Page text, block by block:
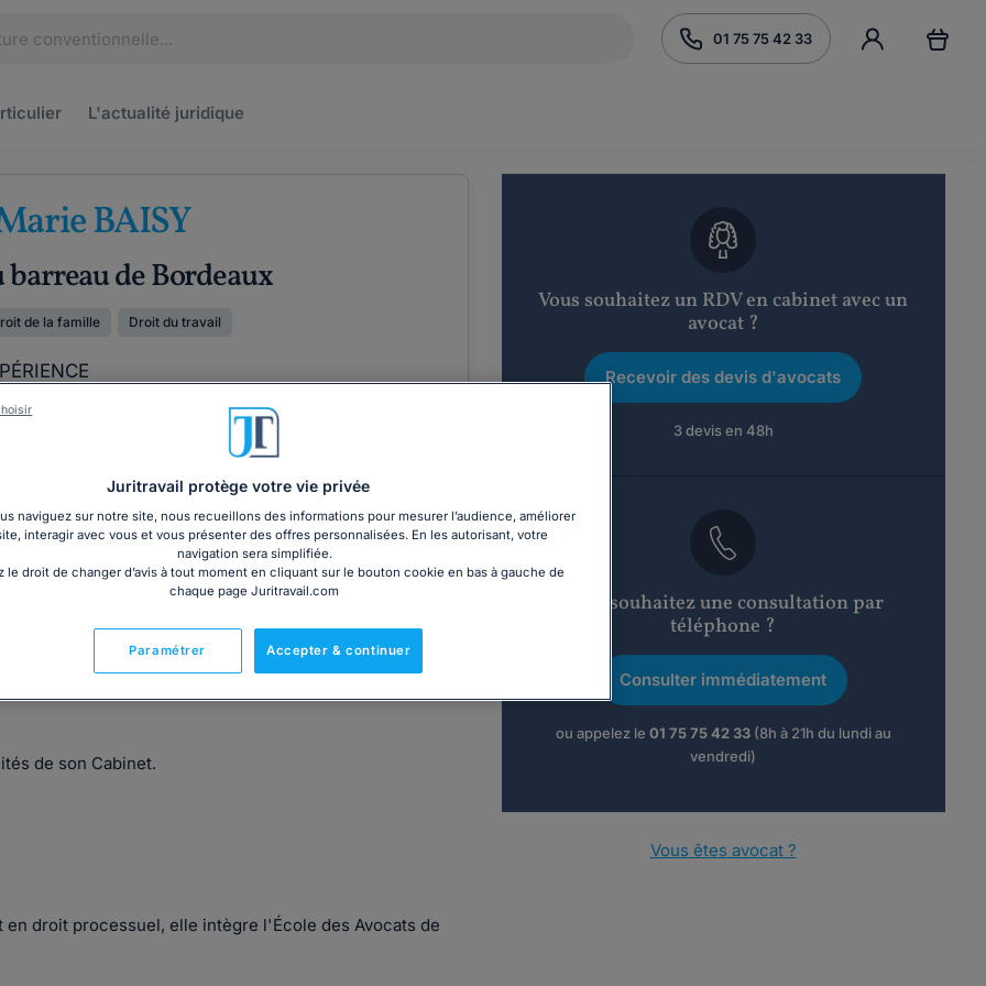
01 75 75 42 33
L'actualité juridique
BAISY
barreau de Bordeaux
de la famille Droit du travail
principalement en droit de la construction,
de façon indépendante, au début de l'année 2016.
matière de
de son Cabinet.
droit processuel, elle intègre l'École des Avocats de
Vous souhaitez un RDV en cabinet avec un
avocat ?
Recevoir des devis d'avocats
3 devis en 48h
Vous souhaitez une consultation par
téléphone ?
Consulter immédiatement
ou appelez le 01 75 75 42 33(8h à 21h du lundi au
vendredi)
Vous êtes avocat ?
Juritravail protège votre vie privée
naviguez sur notre site, nous recueillons des informations pour mesurer l’audience, améliorer
interagir avec vous et vous présenter des offres personnalisées. En les autorisant, votre
navigation sera simplifiée.
le droit de changer d’avis à tout moment en cliquant sur le bouton cookie en bas à gauche de
chaque page Juritravail.com
Accepter & continuer
Paramétrer